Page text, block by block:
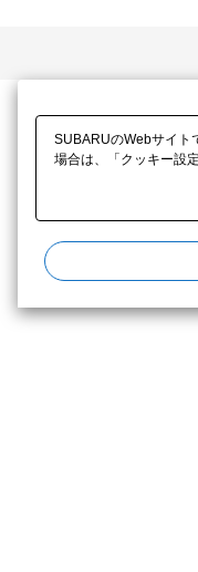
SUBARUのWebサイト
場合は、「クッキー設